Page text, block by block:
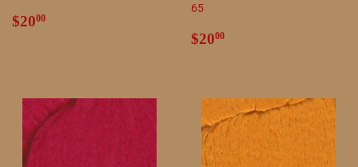
Precio
$2000
65
Precio
$2000